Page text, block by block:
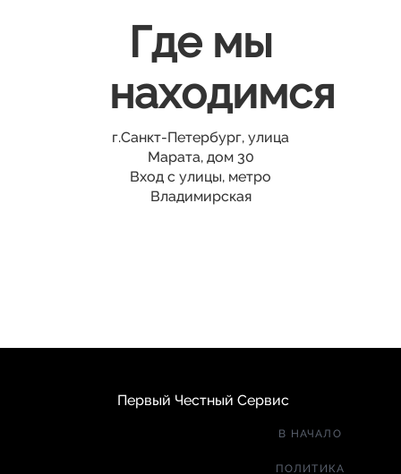
Где мы
находимся
г.Санкт-Петербург, улица
Марата, дом 30
Вход с улицы, метро
Владимирская
Первый Честный Сервис
В НАЧАЛО
ПОЛИТИКА